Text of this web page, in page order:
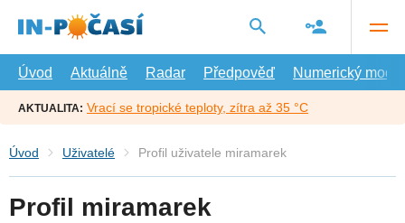
hlavní
Úvod
Aktuálně Radar Předpověď Numerický model
AKTUALITA: Vrací se tropické teploty, zítra až 35 °C
Úvod Uživatelé Profil uživatele miramarek
Profil miramarek